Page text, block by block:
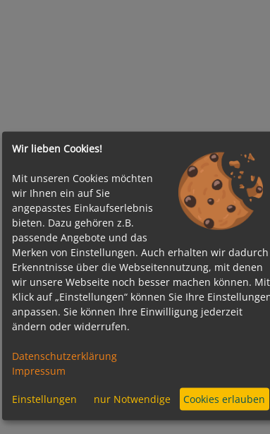
Wir lieben Cookies!
Mit unseren Cookies möchten
wir Ihnen ein auf Sie
angepasstes Einkaufserlebnis
bieten. Dazu gehören z.B.
passende Angebote und das
Merken von Einstellungen. Auch erhalten wir dadurch
Erkenntnisse über die Webseitennutzung, mit denen
wir unsere Webseite noch besser machen können. Mit
Klick auf „Einstellungen“ können Sie Ihre
anpassen. Sie können Ihre Einwilligung jederzeit
ändern oder widerrufen.
Datenschutzerklärung
Impressum
Einstellungen nur Notwendige Cookies erlauben